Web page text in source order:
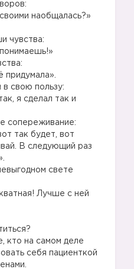
наобщалась?»
чувства:
⠀
придумала». ⠀
свою пользу:
я сделал так и
сопереживание:
так будет, вот
В следующий раз
⠀
свете
Лучше с ней
кто на самом деле
себя пациенткой
⠀